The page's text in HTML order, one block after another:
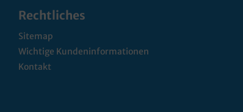
Rechtliches
Sitemap
Wichtige Kundeninformationen
Kontakt